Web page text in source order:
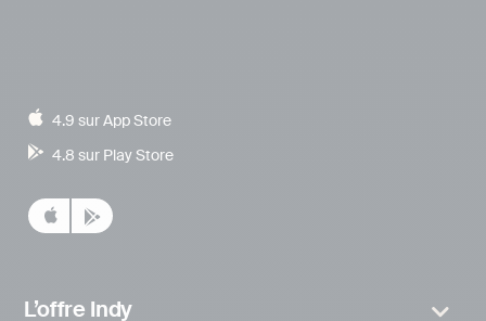
4.9 sur App Store
4.8 sur Play Store
L’offre Indy